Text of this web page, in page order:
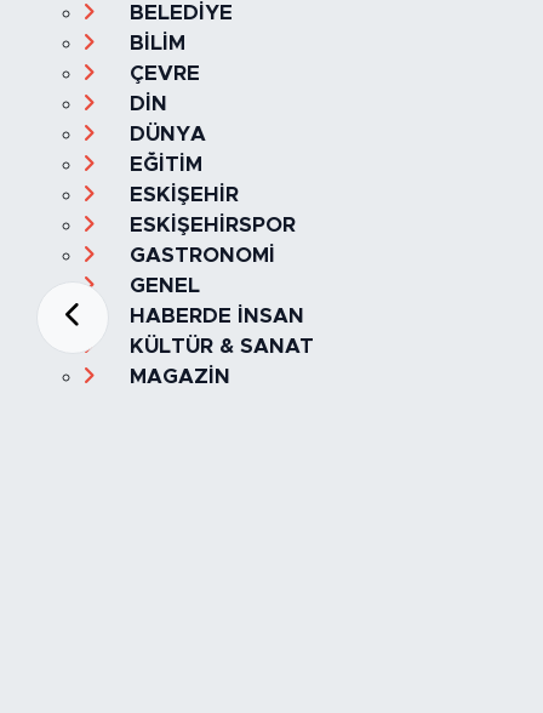
BELEDİYE
BİLİM
ÇEVRE
DİN
DÜNYA
EĞİTİM
ESKİŞEHİR
ESKİŞEHİRSPOR
GASTRONOMİ
GENEL
HABERDE İNSAN
KÜLTÜR & SANAT
MAGAZİN